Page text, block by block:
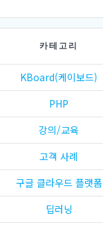
카테고리
KBoard(케이보드)
PHP
강의/교육
고객 사례
구글 클라우드 플랫폼
딥러닝